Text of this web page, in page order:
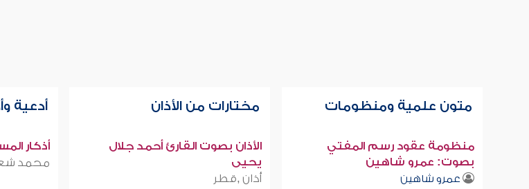
متون علمية ومنظومات
منظومة عقود رسم المفتي
بصوت: عمرو شاهين
عمرو شاهين
مختارات من الأذان
الأذان بصوت القارئ أحمد جلال
يحيى
أذان ,قطر
أدعية
أذكار
محمد